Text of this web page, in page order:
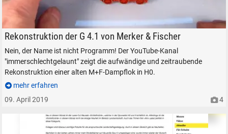
Rekonstruktion der G 4.1 von Merker & Fischer Immerschlechtgelaunt
Rekonstruktion der G 4.1 von Merker & Fischer
Nein, der Name ist nicht Programm! Der YouTube-Kanal
"immerschlechtgelaunt" zeigt die aufwändige und zeitraubende
Rekonstruktion einer alten M+F-Dampflok in H0.
mehr erfahren
09. April 2019
4